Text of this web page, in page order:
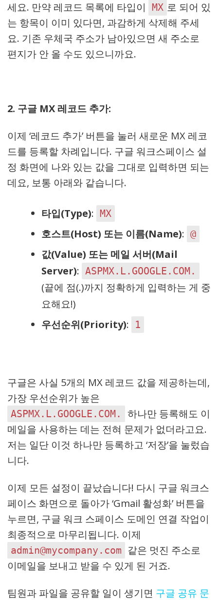
세요. 만약 레코드 목록에 타입이
MX 로 되어 있
는 항목이 이미 있다면, 과감하게 삭제해 주세
요. 기존 우체국 주소가 남아있으면 새 주소로
편지가 안 올 수도 있으니까요.
2. 구글 MX 레코드 추가:
이제 ‘레코드 추가’ 버튼을 눌러 새로운 MX 레코
드를 등록할 차례입니다. 구글 워크스페이스 설
정 화면에 나와 있는 값을 그대로 입력하면 되는
데요, 보통 아래와 같습니다.
타입(Type): MX
호스트(Host) 또는 이름(Name): @
값(Value) 또는 메일 서버(Mail
Server): ASPMX.L.GOOGLE.COM.
(끝에 점(.)까지 정확하게 입력하는 게 중
요해요!)
우선순위(Priority): 1
구글은 사실 5개의 MX 레코드 값을 제공하는데,
가장 우선순위가 높은
ASPMX.L.GOOGLE.COM.
하나만 등록해도 이
메일을 사용하는 데는 전혀 문제가 없더라고요.
저는 일단 이것 하나만 등록하고 ‘저장’을 눌렀습
니다.
이제 모든 설정이 끝났습니다! 다시 구글 워크스
페이스 화면으로 돌아가 ‘Gmail 활성화’ 버튼을
누르면, 구글 워크 스페이스 도메인 연결 작업이
최종적으로 마무리됩니다. 이제
admin@mycompany.com
같은 멋진 주소로
이메일을 보내고 받을 수 있게 된 거죠.
팀원과 파일을 공유할 일이 생기면 구글 공유 문